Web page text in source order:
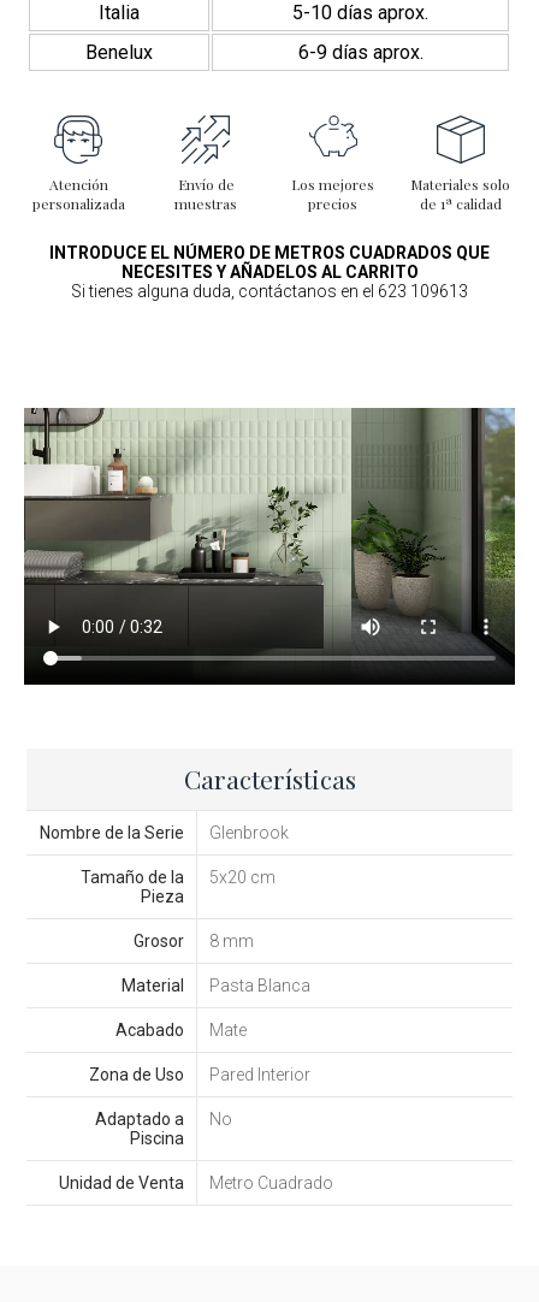
Italia
5-10 días aprox.
Benelux
6-9 días aprox.
Atención
personalizada
Envío de
muestras
Los mejores
precios
Materiales solo
de 1ª calidad
INTRODUCE EL NÚMERO DE METROS CUADRADOS QUE
NECESITES Y AÑADELOS AL CARRITO
Si tienes alguna duda, contáctanos en el 623 109613
Características
Nombre de la Serie Glenbrook
Tamaño de la
Pieza
5x20 cm
Grosor 8 mm
Material Pasta Blanca
Acabado Mate
Zona de Uso Pared Interior
Adaptado a
Piscina
No
Unidad de Venta Metro Cuadrado